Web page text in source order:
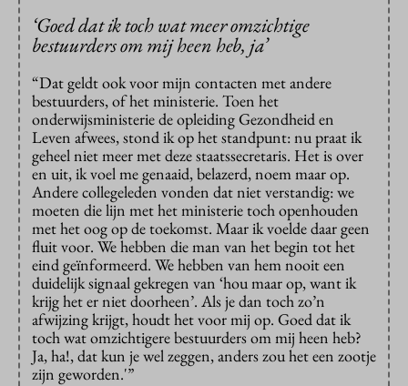
‘Goed dat ik toch wat meer omzichtige
bestuurders om mij heen heb, ja’
“Dat geldt ook voor mijn contacten met andere
bestuurders, of het ministerie. Toen het
onderwijsministerie de opleiding Gezondheid en
Leven afwees, stond ik op het standpunt: nu praat ik
geheel niet meer met deze staatssecretaris. Het is over
en uit, ik voel me genaaid, belazerd, noem maar op.
Andere collegeleden vonden dat niet verstandig: we
moeten die lijn met het ministerie toch openhouden
met het oog op de toekomst. Maar ik voelde daar geen
fluit voor. We hebben die man van het begin tot het
eind geïnformeerd. We hebben van hem nooit een
duidelijk signaal gekregen van ‘hou maar op, want ik
krijg het er niet doorheen’. Als je dan toch zo’n
afwijzing krijgt, houdt het voor mij op. Goed dat ik
toch wat omzichtigere bestuurders om mij heen heb?
Ja, ha!, dat kun je wel zeggen, anders zou het een zootje
zijn geworden.'”